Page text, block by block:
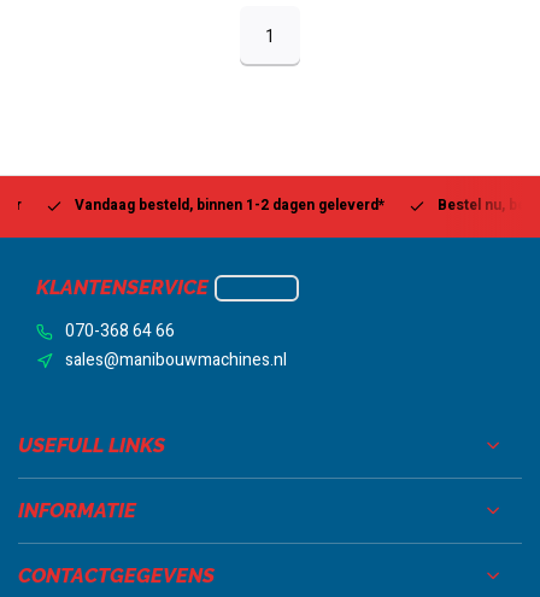
1
Vandaag besteld, binnen 1-2 dagen geleverd* Bestel nu, betaal
KLANTENSERVICE
070-368 64 66
sales@manibouwmachines.nl
USEFULL LINKS
INFORMATIE
CONTACTGEGEVENS